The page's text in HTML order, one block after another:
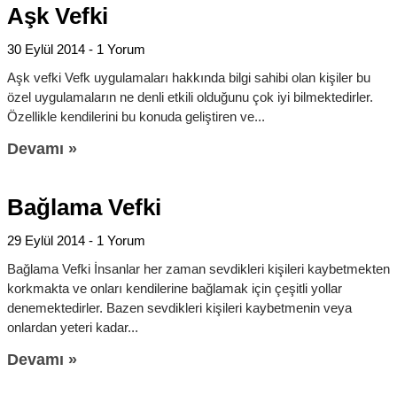
Aşk Vefki
30 Eylül 2014
1 Yorum
Aşk vefki Vefk uygulamaları hakkında bilgi sahibi olan kişiler bu
özel uygulamaların ne denli etkili olduğunu çok iyi bilmektedirler.
Özellikle kendilerini bu konuda geliştiren ve
Devamı »
Bağlama Vefki
29 Eylül 2014
1 Yorum
Bağlama Vefki İnsanlar her zaman sevdikleri kişileri kaybetmekten
korkmakta ve onları kendilerine bağlamak için çeşitli yollar
denemektedirler. Bazen sevdikleri kişileri kaybetmenin veya
onlardan yeteri kadar
Devamı »